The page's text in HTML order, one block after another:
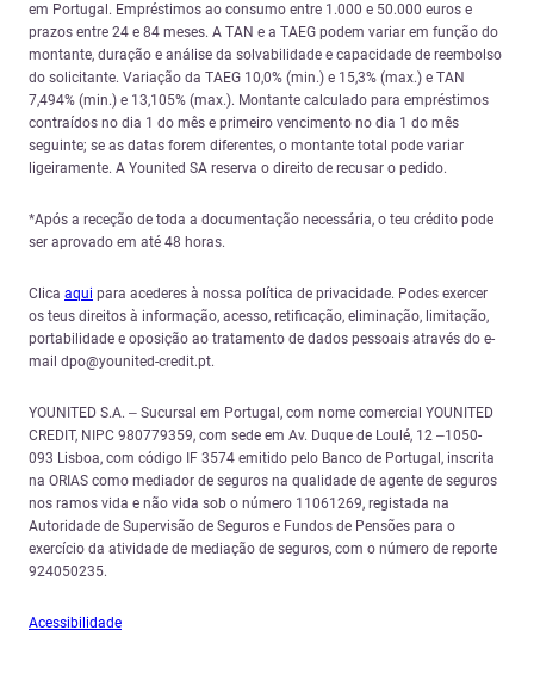
em Portugal. Empréstimos ao consumo entre 1.000 e 50.000 euros e
prazos entre 24 e 84 meses. A TAN e a TAEG podem variar em função do
montante, duração e análise da solvabilidade e capacidade de reembolso
do solicitante. Variação da TAEG 10,0% (min.) e 15,3% (max.) e TAN
7,494% (min.) e 13,105% (max.). Montante calculado para empréstimos
contraídos no dia 1 do mês e primeiro vencimento no dia 1 do mês
seguinte; se as datas forem diferentes, o montante total pode variar
ligeiramente. A Younited SA reserva o direito de recusar o pedido.
*Após a receção de toda a documentação necessária, o teu crédito pode
ser aprovado em até 48 horas.
Clica aqui para acederes à nossa política de privacidade. Podes exercer
os teus direitos à informação, acesso, retificação, eliminação, limitação,
portabilidade e oposição ao tratamento de dados pessoais através do e-
mail dpo@younited-credit.pt.
YOUNITED S.A. – Sucursal em Portugal, com nome comercial YOUNITED
CREDIT, NIPC 980779359, com sede em Av. Duque de Loulé, 12 –1050-
093 Lisboa, com código IF 3574 emitido pelo Banco de Portugal, inscrita
na ORIAS como mediador de seguros na qualidade de agente de seguros
nos ramos vida e não vida sob o número 11061269, registada na
Autoridade de Supervisão de Seguros e Fundos de Pensões para o
exercício da atividade de mediação de seguros, com o número de reporte
924050235.
Acessibilidade